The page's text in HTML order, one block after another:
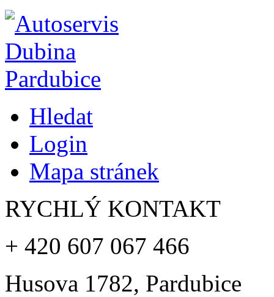
Hledat
Login
Mapa stránek
RYCHLÝ KONTAKT
+ 420 607 067 466
Husova 1782, Pardubice